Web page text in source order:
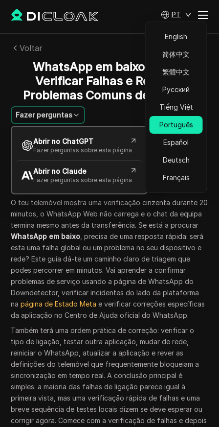
PT
English
简体中文
繁體中文
Русский
Tiếng Việt
Português
Español
Deutsch
Français
Voltar
WhatsApp em baixo? Como
Verificar Falhas e Resolver
Problemas Comuns de Ligação
Fazer perguntas
Abrir no ChatGPT
Fazer perguntas sobre esta página
Abrir no Claude
Fazer perguntas sobre esta página
Jessica Wardell
20 mai 2026 7 min de leitura
Copy Link
O teu telemóvel mostra uma verificação cinzenta durante 20
minutos, o WhatsApp Web não carrega e o chat da equipa
termina mesmo antes da transferência. Se está a procurar
WhatsApp em baixo , precisa de uma resposta rápida: será
esta uma falha global ou um problema no seu dispositivo e
rede? Este guia dá-te um caminho claro de triagem que
podes percorrer em minutos. Vai aprender a confirmar
problemas de serviço usando a página de WhatsApp do
Downdetector, verificar incidentes do lado da plataforma
napágina de Estado Meta e verificar correções específicas
da aplicação no Centro de Ajuda oficial do WhatsApp.
Também terá uma ordem prática de correção: verificar o
tipo de ligação, testar outra aplicação, mudar de rede,
reiniciar o WhatsApp, atualizar a aplicação e rever as
definições do telemóvel que frequentemente bloqueiam a
sincronização em tempo real. A conclusão principal é
simples: a maioria das falhas de ligação parece igual à
primeira vista, mas uma verificação rápida de falhas e uma
breve sequência de testes locais dizem se deve esperar ou
corrigir agora. Comece com a verificação de falhas e depois